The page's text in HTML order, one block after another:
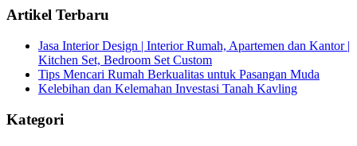
Artikel Terbaru
Jasa Interior Design | Interior Rumah, Apartemen dan Kantor |
Kitchen Set, Bedroom Set Custom
Tips Mencari Rumah Berkualitas untuk Pasangan Muda
Kelebihan dan Kelemahan Investasi Tanah Kavling
Kategori